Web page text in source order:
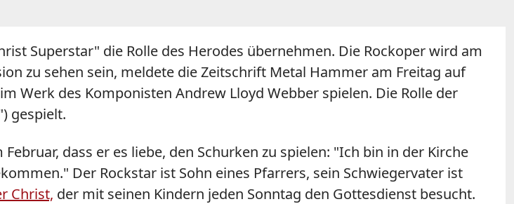
Superstar" die Rolle des Herodes übernehmen. Die Rockoper wird am
zu sehen sein, meldete die Zeitschrift Metal Hammer am Freitag auf
Werk des Komponisten Andrew Lloyd Webber spielen. Die Rolle der
gespielt.
dass er es liebe, den Schurken zu spielen: "Ich bin in der Kirche
Der Rockstar ist Sohn eines Pfarrers, sein Schwiegervater ist
Christ, der mit seinen Kindern jeden Sonntag den Gottesdienst besucht.